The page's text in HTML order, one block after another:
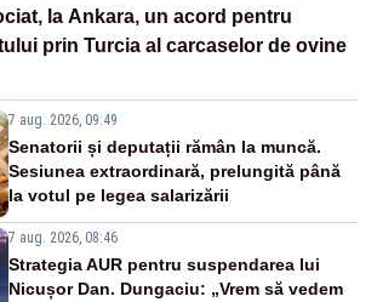
la Ankara, un acord pentru
prin Turcia al carcaselor de ovine
7 aug. 2026, 09:49
Senatorii și deputații rămân la muncă.
Sesiunea extraordinară, prelungită până
la votul pe legea salarizării
7 aug. 2026, 08:46
Strategia AUR pentru suspendarea lui
Nicușor Dan. Dungaciu: „Vrem să vedem